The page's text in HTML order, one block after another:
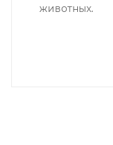
животных.